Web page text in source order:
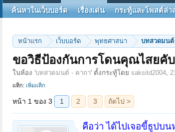
หน้าแรก เว็บบอร์ด พุทธศาสนา
ขอวิธีป้องกันการโดนคุณไสยคับ
ในห้อง 'บทสวดมนต์ - คาถา' ตั้งกระทู้โดย saksitd2004,
แท็ก: เพิ่มแท็ก
หน้า 1 ของ 3 1 3
คือว่า ได้ไปเจอขี้ธูปบ
ค้นหาในเว็บบอร์ด เรื่องเด่น กระทู้และโพสต์ล่า